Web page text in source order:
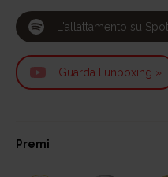
L'allattamento su
Guarda l'unboxing »
Premi